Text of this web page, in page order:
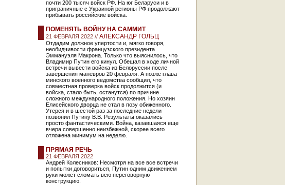
почти 200 тысяч войск РФ. На юг Беларуси и в
приграничные с Украиной регионы РФ продолжают
прибывать российские войска.
ПОМЕНЯТЬ ВОЙНУ НА САММИТ
21 ФЕВРАЛЯ 2022 // АЛЕКСАНДР ГОЛЬЦ
Отдадим должное упертости и, мягко говоря,
необидчивости французского президента
Эммануэля Макрона. Только что выяснилось, что
Владимир Путин его кинул. Обещал в ходе личной
встречи вывести войска из Белоруссии после
завершения маневров 20 февраля. А позже глава
минского военного ведомства сообщил, что
совместная проверка войск продолжится (и
войска, стало быть, останутся) по причине
сложного международного положения. Но хозяин
Елисейского дворца не стал в позу обиженного.
Утерся и в шестой раз за последние недели
позвонил Путину В.В. Результаты оказались
просто фантастическими. Война, казавшаяся еще
вчера совершенно неизбежной, скорее всего
отложена минимум на неделю.
ПРЯМАЯ РЕЧЬ
21 ФЕВРАЛЯ 2022
Андрей Колесников: Несмотря на все все встречи
и попытки договориться, Путин одним движением
руки может сломать всю переговорную
конструкцию.